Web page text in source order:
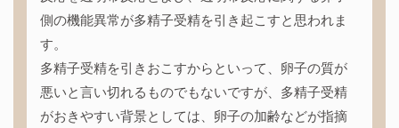
側の機能異常が多精子受精を引き起こすと思われま
す。
多精子受精を引きおこすからといって、卵子の質が
悪いと言い切れるものでもないですが、多精子受精
がおきやすい背景としては、卵子の加齢などが指摘